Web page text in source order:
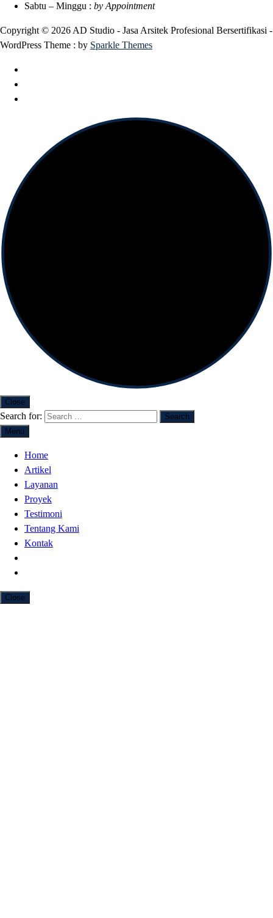
Sabtu – Minggu : by Appointment
Copyright © 2026 AD Studio - Jasa Arsitek Profesional Bersertifikasi -
WordPress Theme : by Sparkle Themes
Close
Search for:
Menu
Home
Artikel
Layanan
Proyek
Testimoni
Tentang Kami
Kontak
Close